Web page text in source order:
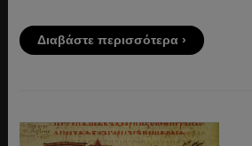
Διαβάστε περισσότερα ›